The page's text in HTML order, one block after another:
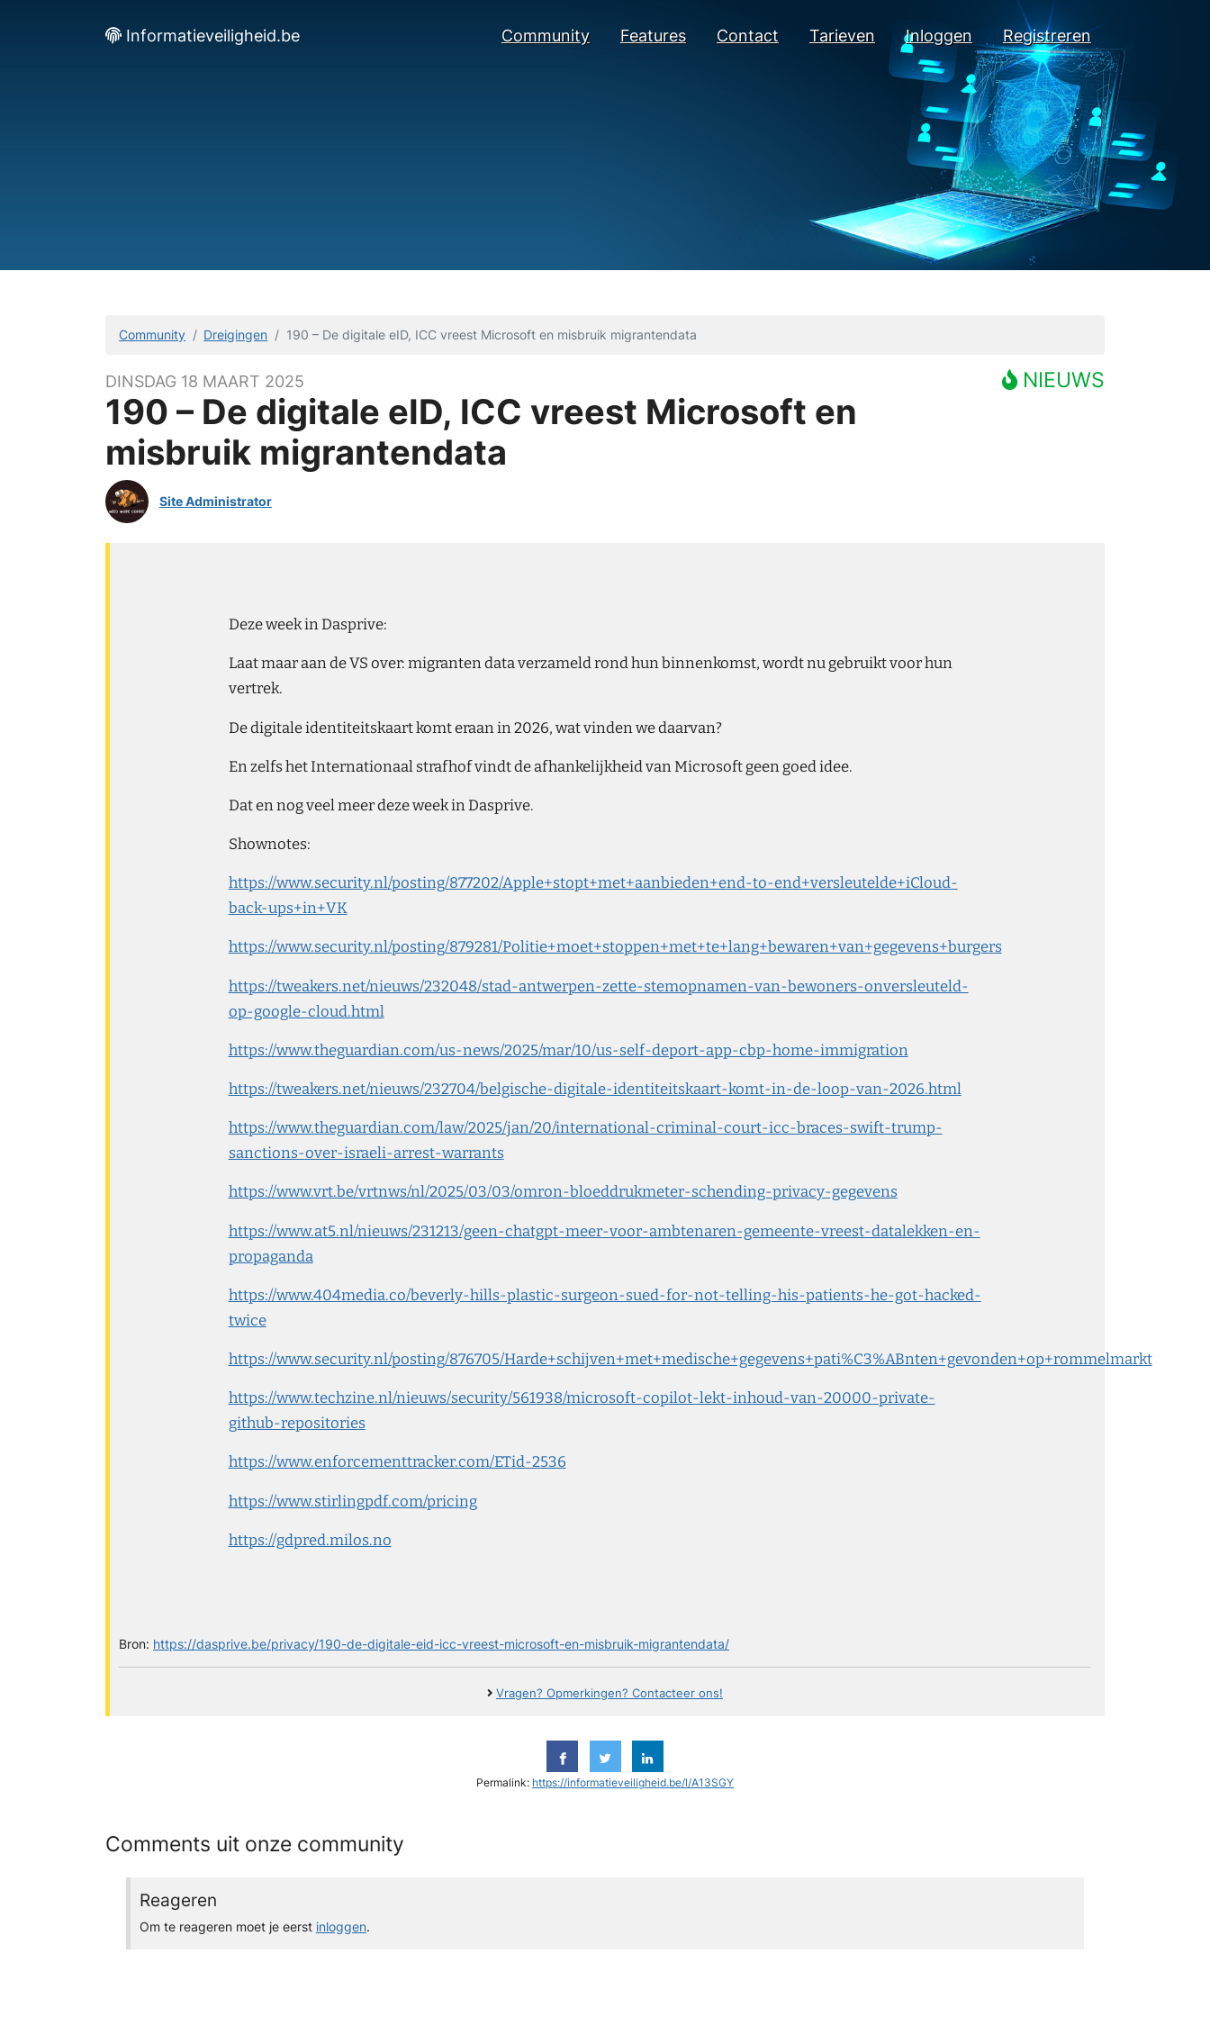
Informatieveiligheid.be Community Features Contact Tarieven Inloggen Registreren
Community Dreigingen 190 – De digitale eID, ICC vreest Microsoft en misbruik migrantendata
NIEUWS
DINSDAG 18 MAART 2025
190 – De digitale eID, ICC vreest Microsoft en
misbruik migrantendata
Site Administrator
Deze week in Dasprive:
Laat maar aan de VS over: migranten data verzameld rond hun binnenkomst, wordt nu gebruikt voor hun
vertrek.
De digitale identiteitskaart komt eraan in 2026, wat vinden we daarvan?
En zelfs het Internationaal strafhof vindt de afhankelijkheid van Microsoft geen goed idee.
Dat en nog veel meer deze week in Dasprive.
Shownotes:
https://www.security.nl/posting/877202/Apple+stopt+met+aanbieden+end-to-end+versleutelde+iCloud-
back-ups+in+VK
https://www.security.nl/posting/879281/Politie+moet+stoppen+met+te+lang+bewaren+van+gegevens+burgers
https://tweakers.net/nieuws/232048/stad-antwerpen-zette-stemopnamen-van-bewoners-onversleuteld-
op-google-cloud.html
https://www.theguardian.com/us-news/2025/mar/10/us-self-deport-app-cbp-home-immigration
https://tweakers.net/nieuws/232704/belgische-digitale-identiteitskaart-komt-in-de-loop-van-2026.html
https://www.theguardian.com/law/2025/jan/20/international-criminal-court-icc-braces-swift-trump-
sanctions-over-israeli-arrest-warrants
https://www.vrt.be/vrtnws/nl/2025/03/03/omron-bloeddrukmeter-schending-privacy-gegevens
https://www.at5.nl/nieuws/231213/geen-chatgpt-meer-voor-ambtenaren-gemeente-vreest-datalekken-en-
propaganda
https://www.404media.co/beverly-hills-plastic-surgeon-sued-for-not-telling-his-patients-he-got-hacked-
twice
https://www.security.nl/posting/876705/Harde+schijven+met+medische+gegevens+pati%C3%ABnten+gevonden+op+rommelmarkt
https://www.techzine.nl/nieuws/security/561938/microsoft-copilot-lekt-inhoud-van-20000-private-
github-repositories
https://www.enforcementtracker.com/ETid-2536
https://www.stirlingpdf.com/pricing
https://gdpred.milos.no
Bron: https://dasprive.be/privacy/190-de-digitale-eid-icc-vreest-microsoft-en-misbruik-migrantendata/
Vragen? Opmerkingen? Contacteer ons!
Permalink: https://informatieveiligheid.be/l/A13SGY
Comments uit onze community
Reageren
Om te reageren moet je eerst inloggen.